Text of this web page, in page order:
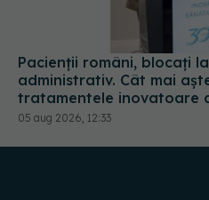
Pacienții români, blocați la
administrativ. Cât mai
tratamentele inovatoare
Europa
05 aug 2026, 12:33